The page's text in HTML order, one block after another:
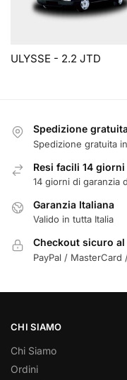
ULYSSE - 2.2 JTD
Spedizione gratuita
Spedizione gratuita
Resi facili 14 giorni
14 giorni di garanzia
Garanzia Italiana
Valido in tutta Italia
Checkout sicuro al
PayPal / MasterCard
CHI SIAMO
Chi Siamo
Ordini